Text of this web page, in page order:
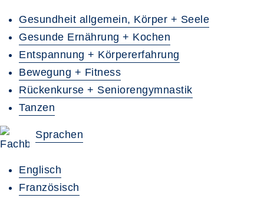
Gesundheit allgemein, Körper + Seele
Gesunde Ernährung + Kochen
Entspannung + Körpererfahrung
Bewegung + Fitness
Rückenkurse + Seniorengymnastik
Tanzen
Sprachen
Englisch
Französisch